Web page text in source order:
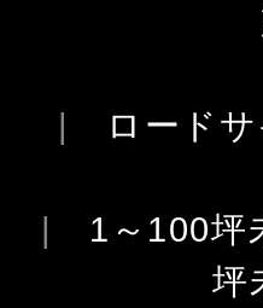
| ロード
| 1～100坪
坪